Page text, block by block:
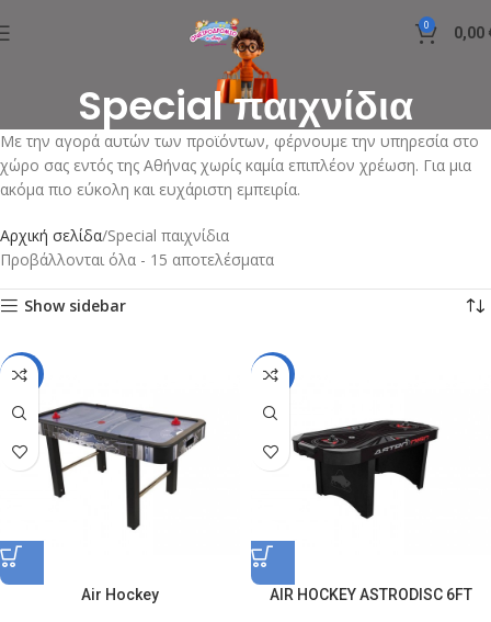
0 0,00
Special παιχνίδια
Με την αγορά αυτών των προϊόντων, φέρνουμε την υπηρεσία στο
χώρο σας εντός της Αθήνας χωρίς καμία επιπλέον χρέωση. Για μια
ακόμα πιο εύκολη και ευχάριστη εμπειρία.
Αρχική σελίδα Special παιχνίδια
Προβάλλονται όλα - 15 αποτελέσματα
Show sidebar
-24%
Air Hockey
-17%
AIR HOCKEY ASTRODISC 6FT